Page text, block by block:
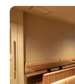
また観劇後にゆっ
と楽しめる撮影